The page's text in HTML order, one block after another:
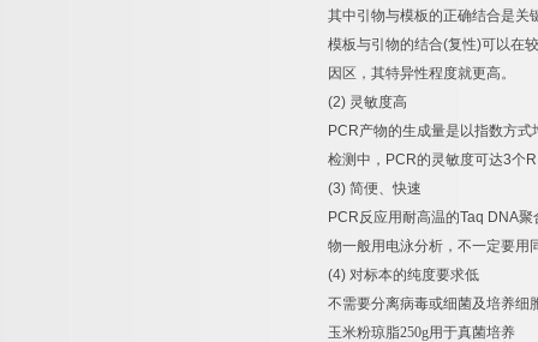
其中引物与模板的正确结合是关
模板与引物的结合(复性)可以在
因区，其特异性程度就更高。
(2) 灵敏度高
PCR产物的生成量是以指数方式
检测中， PCR的灵敏度可达3个
(3) 简便、快速
PCR反应用耐高温的Taq DNA聚
物一般用电泳分析，不一定要用
(4) 对标本的纯度要求低
不需要分离病毒或细菌及培养细
玉米粉琼脂250g用于真菌培养